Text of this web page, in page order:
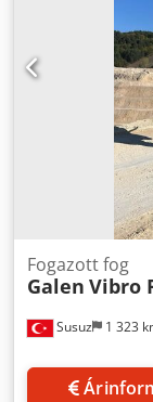
Susuz 1 323
Fogazott fog
Galen Vibro